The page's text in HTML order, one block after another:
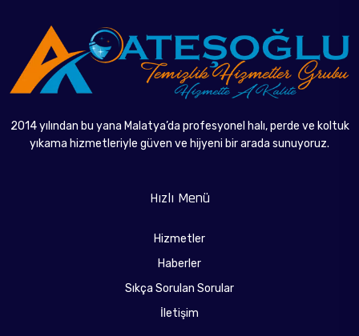
2014 yılından bu yana Malatya’da profesyonel halı, perde ve koltuk
yıkama hizmetleriyle güven ve hijyeni bir arada sunuyoruz.
Hızlı Menü
Hizmetler
Haberler
Sıkça Sorulan Sorular
İletişim